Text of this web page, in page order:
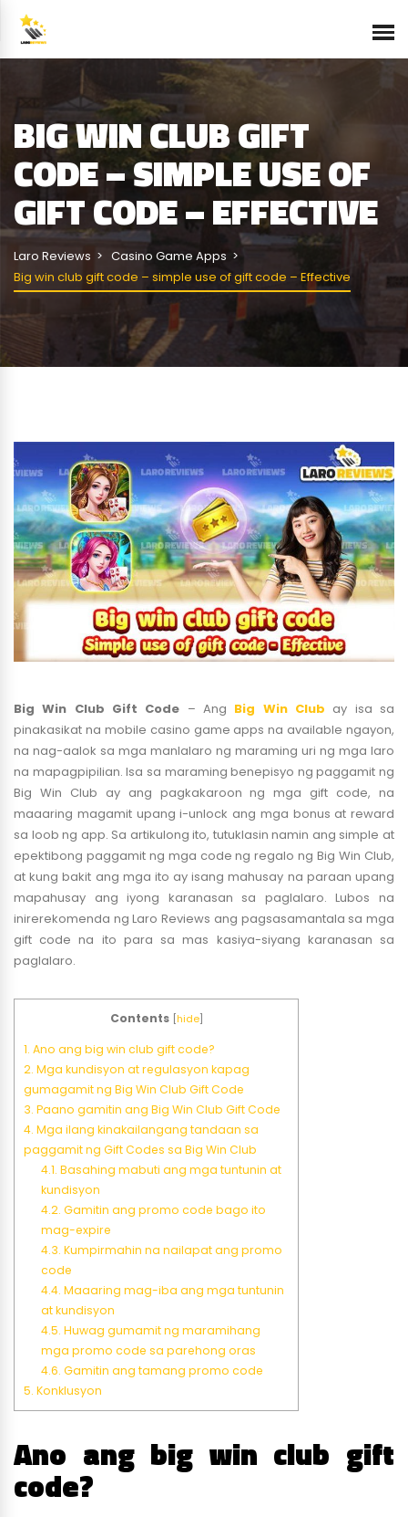
BIG WIN CLUB GIFT
CODE – SIMPLE USE OF
GIFT CODE – EFFECTIVE
Laro Reviews
Casino Game Apps
Big win club gift code – simple use of gift code – Effective
Big Win Club Gift Code – Ang Big Win Club ay isa sa
pinakasikat na mobile casino game apps na available ngayon,
na nag-aalok sa mga manlalaro ng maraming uri ng mga laro
na mapagpipilian. Isa sa maraming benepisyo ng paggamit ng
Big Win Club ay ang pagkakaroon ng mga gift code, na
maaaring magamit upang i-unlock ang mga bonus at reward
sa loob ng app. Sa artikulong ito, tutuklasin namin ang simple at
epektibong paggamit ng mga code ng regalo ng Big Win Club,
at kung bakit ang mga ito ay isang mahusay na paraan upang
mapahusay ang iyong karanasan sa paglalaro. Lubos na
inirerekomenda ng Laro Reviews ang pagsasamantala sa mga
gift code na ito para sa mas kasiya-siyang karanasan sa
paglalaro.
Contents [hide]
1. Ano ang big win club gift code?
2. Mga kundisyon at regulasyon kapag
gumagamit ng Big Win Club Gift Code
3. Paano gamitin ang Big Win Club Gift Code
4. Mga ilang kinakailangang tandaan sa
paggamit ng Gift Codes sa Big Win Club
4.1. Basahing mabuti ang mga tuntunin at
kundisyon
4.2. Gamitin ang promo code bago ito
mag-expire
4.3. Kumpirmahin na nailapat ang promo
code
4.4. Maaaring mag-iba ang mga tuntunin
at kundisyon
4.5. Huwag gumamit ng maramihang
mga promo code sa parehong oras
4.6. Gamitin ang tamang promo code
5. Konklusyon
Ano ang big win club gift
code?